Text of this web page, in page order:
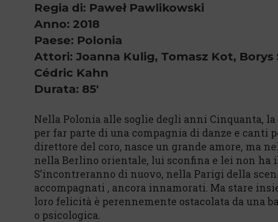
Regia di: Paweł Pawlikowski
Anno: 2018
Paese: Polonia
Attori: Joanna Kulig, Tomasz Kot, Borys
Cédric Kahn
Durata: 85'
Nella Polonia alle soglie degli anni Cinquanta,
per far parte di una compagnia di danze e canti
direttore del coro, nasce un grande amore, ma
nella Berlino orientale, lui sconfina e lei non ha
S’incontreranno di nuovo, nella Parigi della
accompagnati , ancora innamorati. Ma stare
loro felicità è perennemente ostacolata da una
o psicologica.